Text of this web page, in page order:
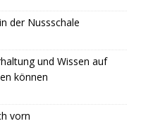
der Nussschale
und Wissen auf
können
vorn